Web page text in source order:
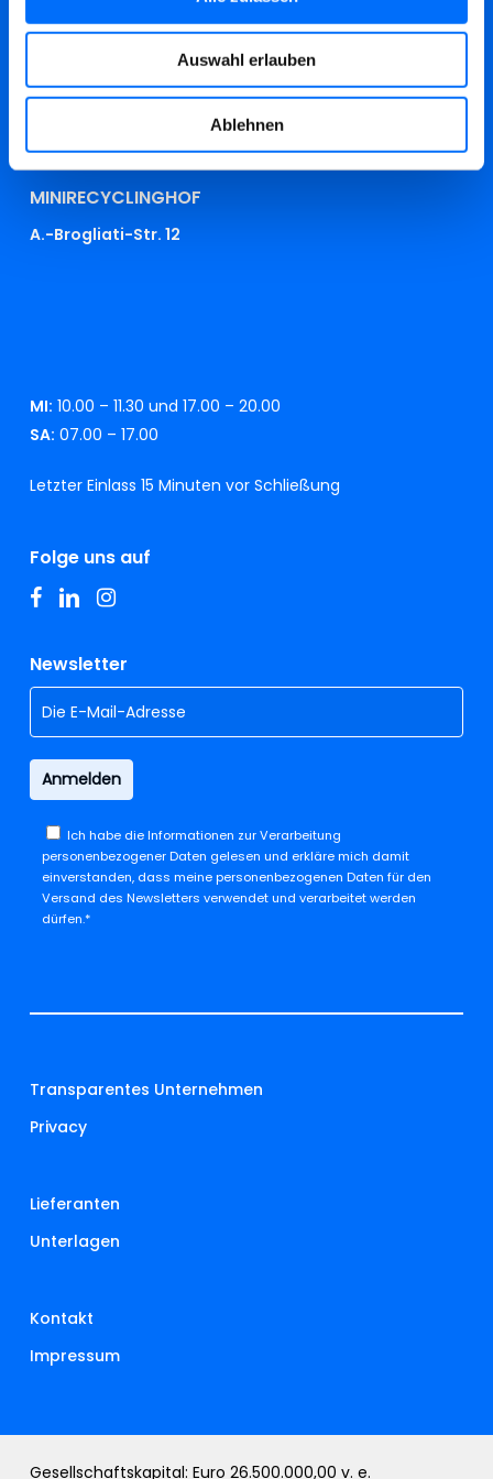
Auswahl erlauben
Ablehnen
MI:08.00 – 12.00
Letzter Einlass 20 Minuten vor Schließung
MINIRECYCLINGHOF
A.-Brogliati-Str. 12
MI: 10.00 – 11.30 und 17.00 – 20.00
SA: 07.00 – 17.00
Letzter Einlass 15 Minuten vor Schließung
Folge uns auf
facebook
linkedininstagram
Newsletter
Ich habe dieInformationen zur Verarbeitung
personenbezogener Daten gelesen und erkläre mich damit
einverstanden, dass meine personenbezogenen Daten für den
Versand des Newsletters verwendet und verarbeitet werden
dürfen.*
Transparentes Unternehmen
Privacy
Lieferanten
Unterlagen
Kontakt
Impressum
Gesellschaftskapital: Euro 26.500.000,00 v. e.